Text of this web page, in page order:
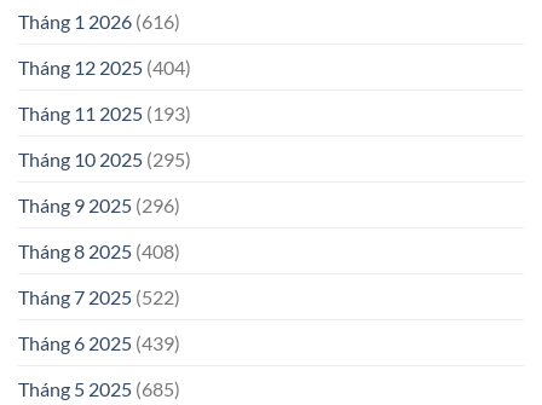
Tháng 1 2026 (616)
Tháng 12 2025 (404)
Tháng 11 2025 (193)
Tháng 10 2025 (295)
Tháng 9 2025 (296)
Tháng 8 2025 (408)
Tháng 7 2025 (522)
Tháng 6 2025 (439)
Tháng 5 2025 (685)